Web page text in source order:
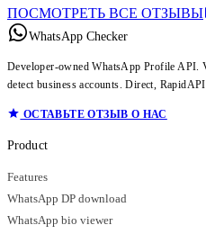
ПОСМОТРЕТЬ ВСЕ ОТЗЫВЫ
WhatsApp Checker
Developer-owned WhatsApp Profile API.
detect business accounts. Direct,
ОСТАВЬТЕ ОТЗЫВ О НАС
Product
Features
WhatsApp DP download
WhatsApp bio viewer